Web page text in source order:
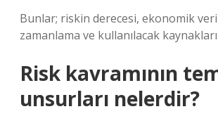
Bunlar; riskin derecesi, ekonomik
zamanlama ve kullanılacak kaynakların
Risk kavramının
unsurları nelerdir?